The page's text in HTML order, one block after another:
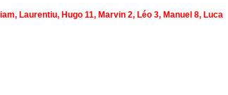
Laurentiu, Hugo 11, Marvin 2, Léo 3, Manuel 8, Luca